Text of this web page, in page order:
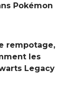
Pokémon
rempotage,
les
Legacy